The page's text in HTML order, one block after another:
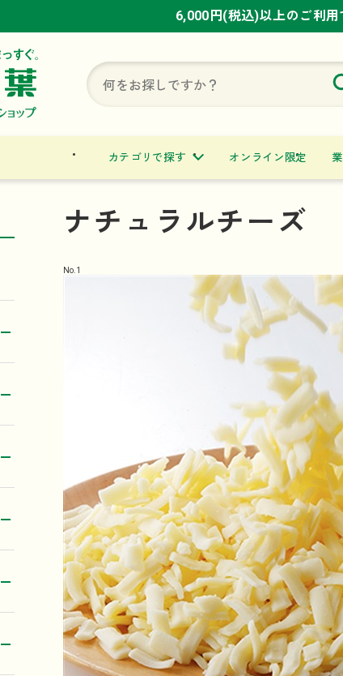
6,000円(税込)以上のご利用
6,000円(税込)以上のご利用
6,000円(税込)以上のご利用
カテゴリで探す オンライン限定
ナチュラルチーズ
No. 1